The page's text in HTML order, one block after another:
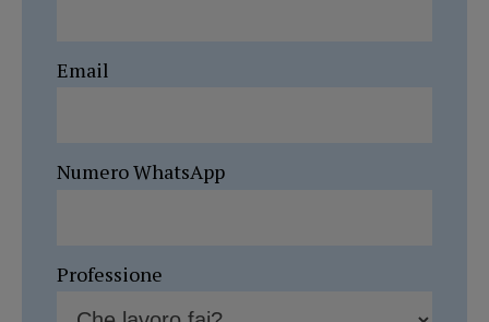
Email
Numero WhatsApp
Professione